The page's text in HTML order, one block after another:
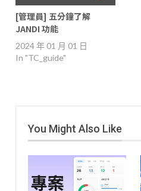
實用性，我們將書籤優化
了！
【更新後】
書籤權限
書籤的權限已更改。 書籤
功能的使用權限取決於團
隊管理員在後台的設定。
輯書籤
書籤的圖片、標
題和 URL 連結可進行編
法設定我的書籤類型。
【操作方式】：書籤
的右上角［...更多］ > [編
[管理員] 五分鐘了解
JANDI 功能
2024 年 01 月 01 日
In "TC_guide"
You Might Also Like